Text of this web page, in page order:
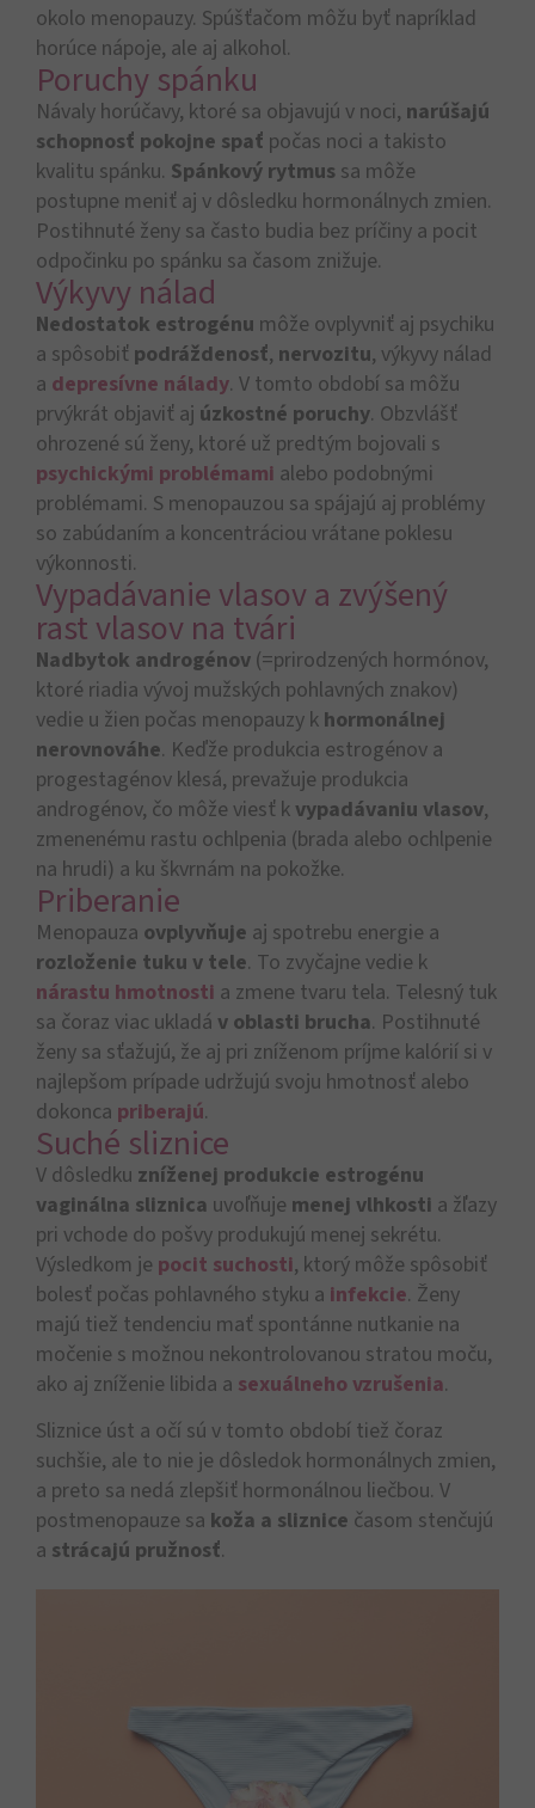
okolo menopauzy. Spúšťačom môžu byť napríklad
horúce nápoje, ale aj alkohol.
Poruchy spánku
Návaly horúčavy, ktoré sa objavujú v noci, narúšajú
schopnosť pokojne spať počas noci a takisto
kvalitu spánku. Spánkový rytmus sa môže
postupne meniť aj v dôsledku hormonálnych zmien.
Postihnuté ženy sa často budia bez príčiny a pocit
odpočinku po spánku sa časom znižuje.
Výkyvy nálad
Nedostatok estrogénu môže ovplyvniť aj psychiku
a spôsobiť podráždenosť, nervozitu, výkyvy nálad
a depresívne nálady. V tomto období sa môžu
prvýkrát objaviť aj úzkostné poruchy. Obzvlášť
ohrozené sú ženy, ktoré už predtým bojovali s
psychickými problémami alebo podobnými
problémami. S menopauzou sa spájajú aj problémy
so zabúdaním a koncentráciou vrátane poklesu
výkonnosti.
Vypadávanie vlasov a zvýšený
rast vlasov na tvári
Nadbytok androgénov (=prirodzených hormónov,
ktoré riadia vývoj mužských pohlavných znakov)
vedie u žien počas menopauzy k hormonálnej
nerovnováhe. Keďže produkcia estrogénov a
progestagénov klesá, prevažuje produkcia
androgénov, čo môže viesť k vypadávaniu vlasov,
zmenenému rastu ochlpenia (brada alebo ochlpenie
na hrudi) a ku škvrnám na pokožke.
Priberanie
Menopauza ovplyvňuje aj spotrebu energie a
rozloženie tuku v tele. To zvyčajne vedie k
nárastu hmotnosti a zmene tvaru tela. Telesný tuk
sa čoraz viac ukladá v oblasti brucha. Postihnuté
ženy sa sťažujú, že aj pri zníženom príjme kalórií si v
najlepšom prípade udržujú svoju hmotnosť alebo
dokonca priberajú.
Suché sliznice
V dôsledku zníženej produkcie estrogénu
vaginálna sliznica uvoľňuje menej vlhkosti a žľazy
pri vchode do pošvy produkujú menej sekrétu.
Výsledkom je pocit suchosti, ktorý môže spôsobiť
bolesť počas pohlavného styku a infekcie. Ženy
majú tiež tendenciu mať spontánne nutkanie na
močenie s možnou nekontrolovanou stratou moču,
ako aj zníženie libida a sexuálneho vzrušenia.
Sliznice úst a očí sú v tomto období tiež čoraz
suchšie, ale to nie je dôsledok hormonálnych zmien,
a preto sa nedá zlepšiť hormonálnou liečbou. V
postmenopauze sa koža a sliznice časom stenčujú
a strácajú pružnosť.